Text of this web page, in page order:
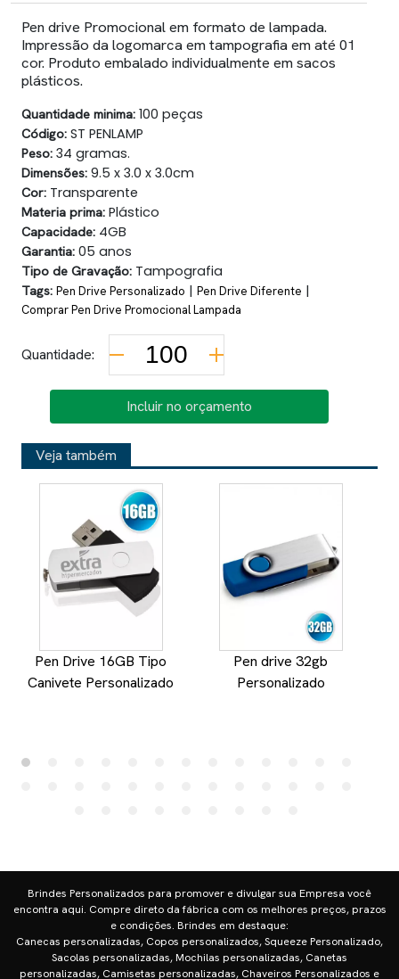
Pen drive Promocional em formato de lampada.
Impressão da logomarca em tampografia em até 01
cor. Produto embalado individualmente em sacos
plásticos.
Quantidade minima: 100 peças
Código: ST PENLAMP
Peso: 34 gramas.
Dimensões: 9.5 x 3.0 x 3.0cm
Cor: Transparente
Materia prima: Plástico
Capacidade: 4GB
Garantia: 05 anos
Tipo de Gravação: Tampografia
Tags: Pen Drive Personalizado | Pen Drive Diferente |
Comprar Pen Drive Promocional Lampada
Quantidade:
Incluir no orçamento
Veja também
Pen Drive 16GB Tipo
Canivete Personalizado
Pen drive 32gb
Personalizado
Brindes Personalizados para promover e divulgar sua Empresa você
encontra aqui. Compre direto da fábrica com os melhores preços, prazos
e condições. Brindes em destaque:
Canecas personalizadas, Copos personalizados, Squeeze Personalizado,
Sacolas personalizadas, Mochilas personalizadas, Canetas
personalizadas, Camisetas personalizadas, Chaveiros Personalizados e